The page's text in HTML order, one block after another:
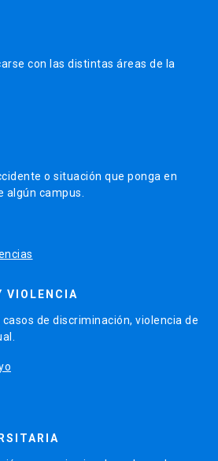
con las distintas áreas de la
o situación que ponga en
algún campus.
VIOLENCIA
de discriminación, violencia de